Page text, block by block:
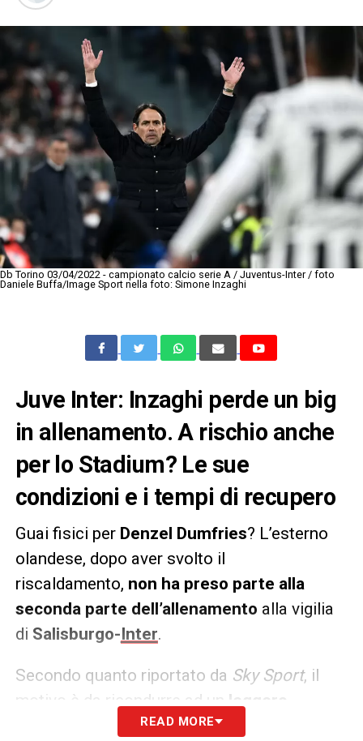
Db Torino 03/04/2022 - campionato calcio serie A / Juventus-Inter / foto
Daniele Buffa/Image Sport nella foto: Simone Inzaghi
Juve Inter: Inzaghi perde un big
in allenamento. A rischio anche
per lo Stadium? Le sue
condizioni e i tempi di recupero
Guai fisici per Denzel Dumfries? L’esterno
olandese, dopo aver svolto il
riscaldamento, non ha preso parte alla
seconda parte dell’allenamento alla vigilia
di Salisburgo-Inter.
Secondo quanto riportato da Sky Sport, il
motivo è da ricondurre ad un leggero
affaticamento dovuto alle tante partite
READ MORE